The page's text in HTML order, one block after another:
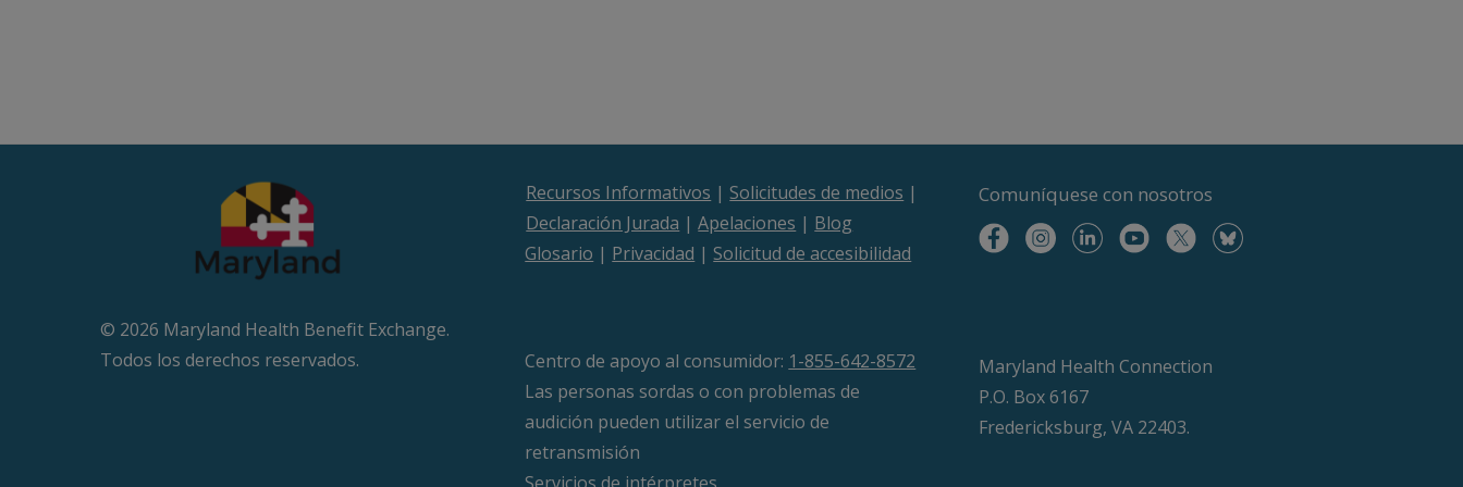
© 2026 Maryland Health Beneﬁt Exchange.
Todos los derechos reservados.
Recursos Informativos | Solicitudes de medios |
Declaración Jurada |Apelaciones | Blog
Glosario | Privacidad | Solicitud de accesibilidad
Centro de apoyo al consumidor: 1-855-642-8572
Las personas sordas o con problemas de
audición pueden utilizar el servicio de
retransmisión
Comuníquese con nosotros
Maryland Health Connection
P.O. Box 6167
Fredericksburg, VA 22403.